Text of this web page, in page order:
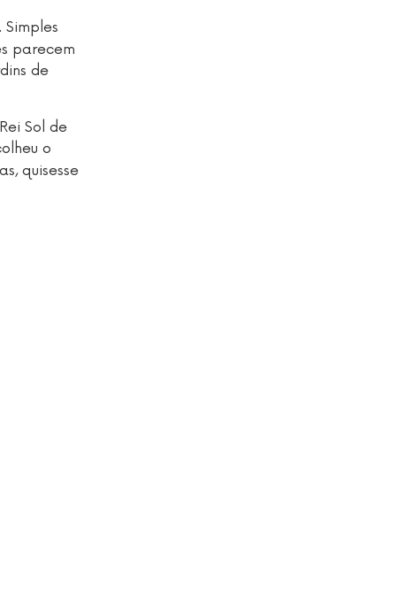
parecem
de
Sol de
o
quisesse